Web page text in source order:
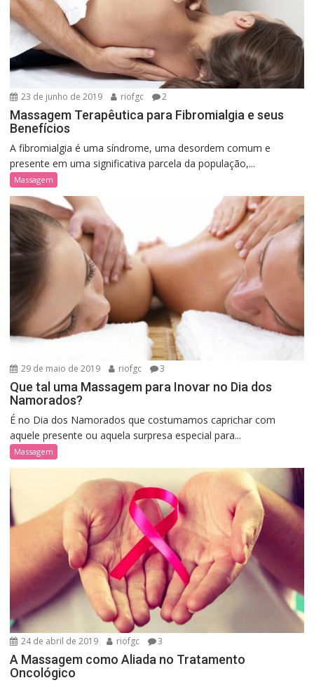
23 de junho de 2019 riofgc 2
Massagem Terapêutica para Fibromialgia e seus
Benefícios
A fibromialgia é uma síndrome, uma desordem comum e
presente em uma significativa parcela da população,...
Massagem
29 de maio de 2019 riofgc 3
Que tal uma Massagem para Inovar no Dia dos
Namorados?
É no Dia dos Namorados que costumamos caprichar com
aquele presente ou aquela surpresa especial para...
Massagem
24 de abril de 2019 riofgc 3
A Massagem como Aliada no Tratamento
Oncológico